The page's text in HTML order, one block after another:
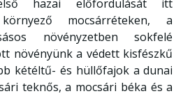
hazai előfordulását itt
mocsárréteken, a
növényzetben sokfelé
növényünk a védett kisfészkű
kétéltű- és hüllőfajok a dunai
teknős, a mocsári béka és a